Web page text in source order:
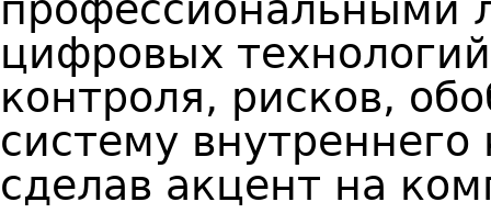
цифровых
контроля, рисков,
систему
сделав акцент на